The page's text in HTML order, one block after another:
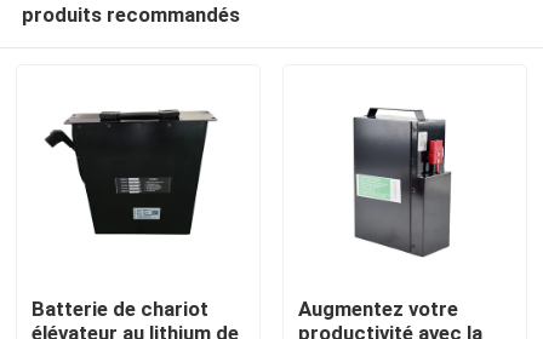
Maison
produits recommandés
Batterie de chariot
élévateur au lithium de
Augmentez votre
productivité avec la